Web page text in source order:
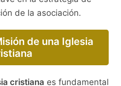
de la asociación.
de una Iglesia
cristiana es fundamental